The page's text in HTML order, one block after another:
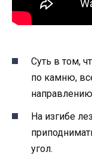
Суть в том,
по камню,
На изгибе
угол.